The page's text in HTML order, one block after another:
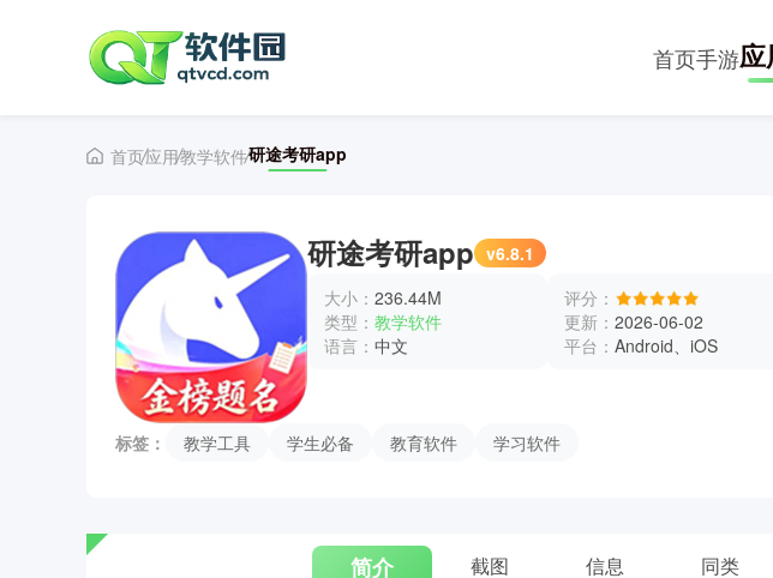
首页手游应
首页应用教学软件研途考研app
研途考研app v6.8.1
大小： 236.44M
类型： 教学软件
语言： 中文
评分：
更新： 2026-06-02
平台： Android、iOS
标签： 教学工具 学生必备 教育软件 学习软件
简介 截图 信息 同类